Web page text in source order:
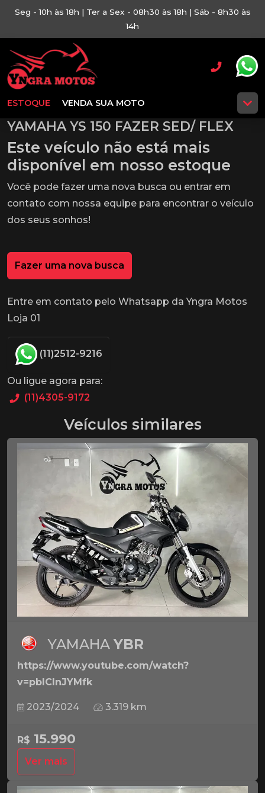
Seg - 10h às 18h | Ter a Sex - 08h30 às 18h | Sáb - 8h30 às
14h
ESTOQUE VENDA SUA MOTO
YAMAHA YS 150 FAZER SED/ FLEX
Este veículo não está mais
disponível em nosso estoque
Você pode fazer uma nova busca ou entrar em
contato com nossa equipe para encontrar o veículo
dos seus sonhos!
Fazer uma nova busca
Entre em contato pelo Whatsapp da Yngra Motos
Loja 01
(11)2512-9216
Ou ligue agora para:
(11)4305-9172
Veículos similares
YAMAHA YBR
https://www.youtube.com/watch?
v=pbICInJYMfk
2023/2024 3.319 km
R$ 15.990
Ver mais